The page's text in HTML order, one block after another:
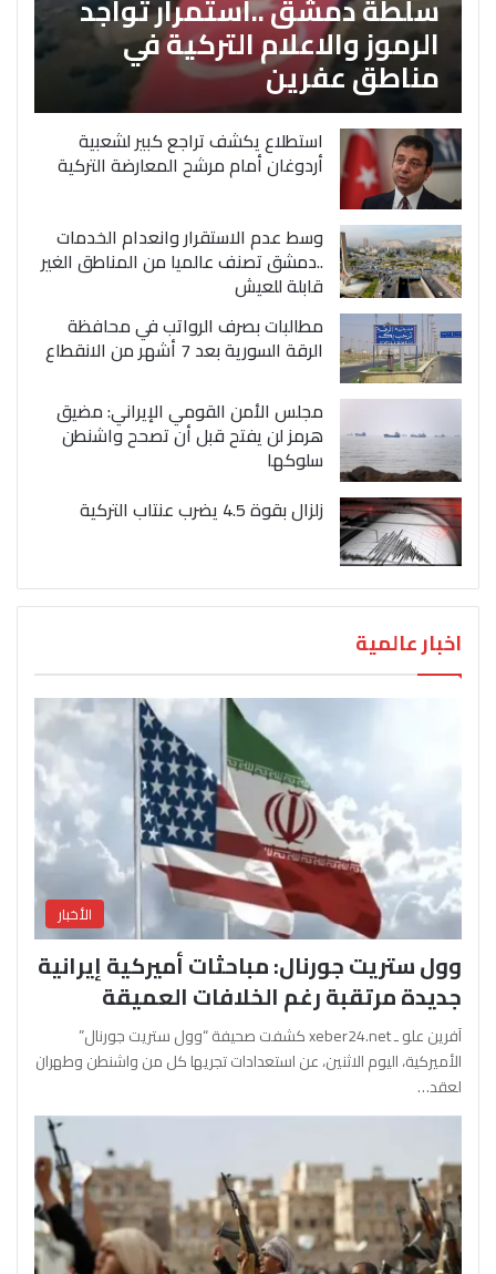
الرموز والاعلام التركية في
مناطق عفرين
استطلاع يكشف تراجع كبير لشعبية
أردوغان أمام مرشح المعارضة التركية
وسط عدم الاستقرار وانعدام الخدمات
..دمشق تصنف عالميا من المناطق الغير
قابلة للعيش
مطالبات بصرف الرواتب في محافظة
الرقة السورية بعد 7 أشهر من الانقطاع
مجلس الأمن القومي الإيراني: مضيق
هرمز لن يفتح قبل أن تصحح واشنطن
سلوكها
زلزال بقوة 4.5 يضرب عنتاب التركية
اخبار عالمية
الأخبار
وول ستريت جورنال: مباحثات أميركية إيرانية
جديدة مرتقبة رغم الخلافات العميقة
آفرين علو ـ xeber24.net كشفت صحيفة “وول ستريت جورنال”
الأميركية، اليوم الاثنين، عن استعدادات تجريها كل من واشنطن وطهران
لعقد…